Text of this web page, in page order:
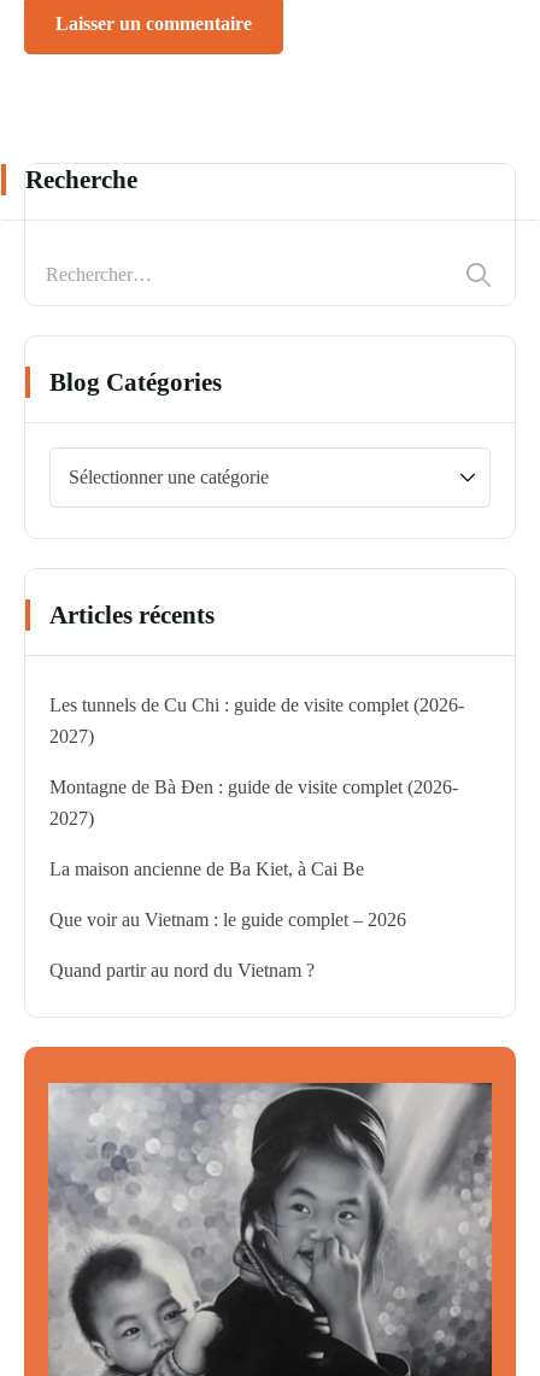
Recherche
Blog Catégories
Articles récents
Les tunnels de Cu Chi : guide de visite complet (2026-
2027)
Montagne de Bà Đen : guide de visite complet (2026-
2027)
La maison ancienne de Ba Kiet, à Cai Be
Que voir au Vietnam : le guide complet – 2026
Quand partir au nord du Vietnam ?